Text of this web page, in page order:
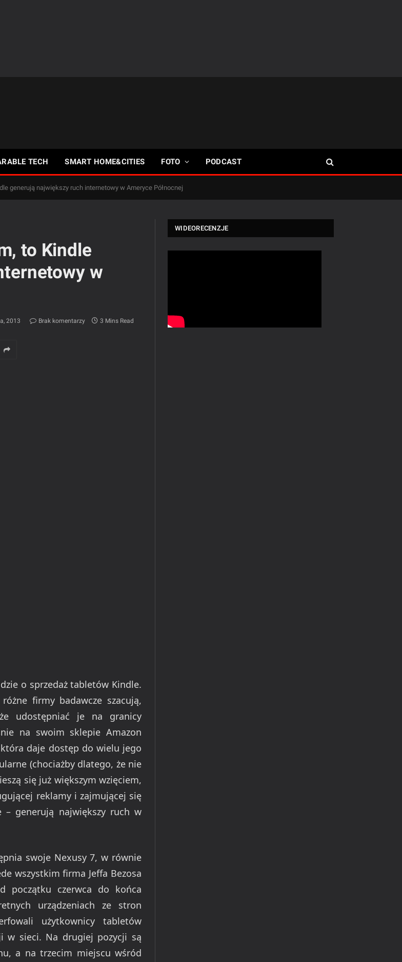
TECH SMART HOME&CITIES FOTO PODCAST
generują największy ruch internetowy w Ameryce Północnej
to Kindle
w
2013 Brak komentarzy 3 Mins Read
o sprzedaż tabletów Kindle.
firmy badawcze szacują,
udostępniać je na granicy
na swoim sklepie Amazon
daje dostęp do wielu jego
(chociażby dlatego, że nie
się już większym wzięciem,
reklamy i zajmującej się
– generują największy ruch w
swoje Nexusy 7, w równie
wszystkim firma Jeffa Bezosa
początku czerwca do końca
urządzeniach ze stron
użytkownicy tabletów
w sieci. Na drugiej pozycji są
a na trzecim miejscu wśród
WIDEORECENZJE